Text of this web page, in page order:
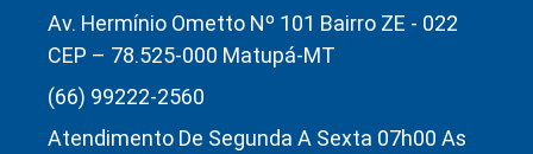
Av. Hermínio Ometto Nº 101 Bairro ZE - 022
CEP – 78.525-000 Matupá-MT
(66) 99222-2560
Atendimento De Segunda A Sexta 07h00 As